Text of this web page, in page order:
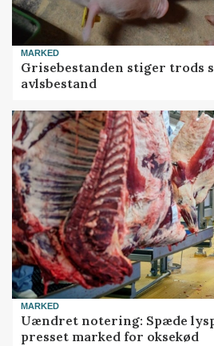
MARKED
Grisebestanden stiger trods
avlsbestand
MARKED
Uændret notering: Spæde
presset marked for oksekød